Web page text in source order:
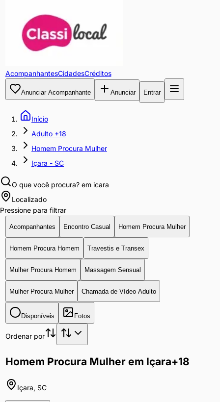
AcompanhantesCidadesCréditos
Anunciar Acompanhante Anunciar Entrar
Início
Adulto +18
Homem Procura Mulher
Içara - SC
O que você procura? em icara
Localizado
Pressione para filtrar
Acompanhantes Encontro Casual Homem Procura Mulher
Homem Procura Homem Travestis e Transex
Mulher Procura Homem Massagem Sensual
Mulher Procura Mulher Chamada de Vídeo Adulto
Disponíveis Fotos
Ordenar por
Homem Procura Mulher em Içara+18
Içara, SC